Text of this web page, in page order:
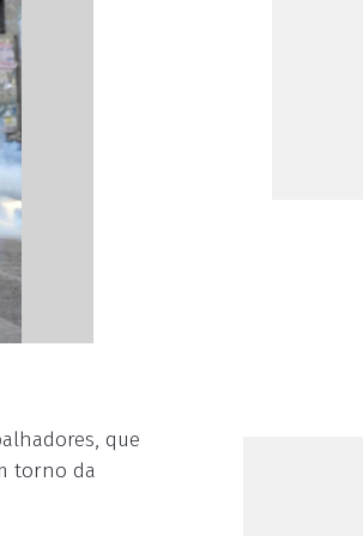
que
torno da